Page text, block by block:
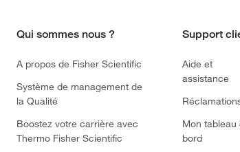
Qui sommes nous ?
A propos de Fisher Scientific
Système de management de
la Qualité
Boostez votre carrière avec
Thermo Fisher Scientific
Support
Aide et
assistance
Mon tableau
bord